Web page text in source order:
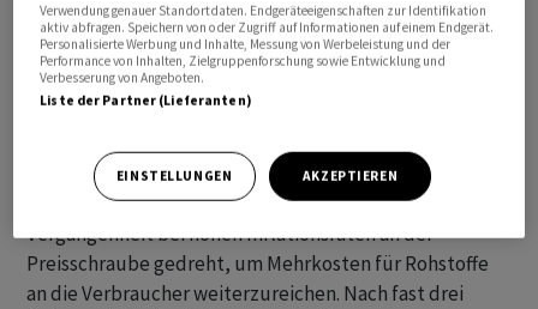
um 0,7 Prozent, weniger als die einprozentige
Steigerung im Vorquartal und unter den 0,9 Prozent,
die Analysten erwartet hatten. Dadurch stiegen die
Absatzmengen um 3,6 Prozent.
Auch andere Konsumgüterhersteller wie Nestle,
Unilever oder Procter & Gamble hatten in der
Vergangenheit bei hohen Inflationsraten an der
Preisschraube gedreht, um Mehrkosten für Rohstoffe
an die Verbraucher weiterzureichen. Nach fast drei
Verwendung genauer Standortdaten. Endgeräteeigenschaften zur Identifikation
aktiv abfragen. Speichern von oder Zugriff auf Informationen auf einem Endgerät.
Personalisierte Werbung und Inhalte, Messung von Werbeleistung und der
Performance von Inhalten, Zielgruppenforschung sowie Entwicklung und
Verbesserung von Angeboten.
Liste der Partner (Lieferanten)
EINSTELLUNGEN AKZEPTIEREN